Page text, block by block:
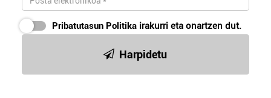
Pribatutasun Politika irakurri eta onartzen dut.
Harpidetu